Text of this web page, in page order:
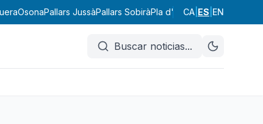
OsonaPallars JussàPallars SobiràPla d'Urgell Pla de l'Estany
CA ES EN
Buscar noticias...